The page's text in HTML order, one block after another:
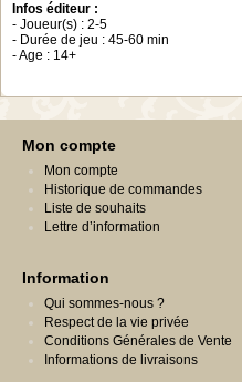
Infos éditeur :
- Joueur(s) : 2-5
- Durée de jeu : 45-60 min
- Age : 14+
Mon compte
Mon compte
Historique de commandes
Liste de souhaits
Lettre d’information
Information
Qui sommes-nous ?
Respect de la vie privée
Conditions Générales de Vente
Informations de livraisons